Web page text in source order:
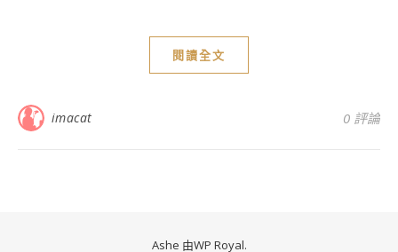
閱讀全文
imacat 0 評論
Ashe 由WP Royal.